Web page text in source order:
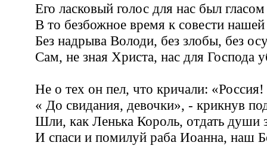
Его ласковый голос для нас был
В то безбожное время к совести нашей
Без надрыва Володи, без злобы, без
Сам, не зная Христа, нас для Господа
Не о тех он пел, что кричали:
« До свидания, девочки», - крикнув
Шли, как Ленька Король, отдать души
И спаси и помилуй раба Иоанна, наш